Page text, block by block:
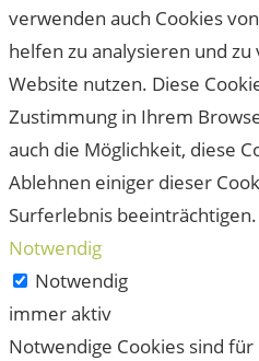
verwenden auch Cookies
helfen zu analysieren und
Website nutzen. Diese
Zustimmung in Ihrem
auch die Möglichkeit, diese
Ablehnen einiger dieser
Surferlebnis beeinträchtigen.
Notwendig
Notwendig
immer aktiv
Notwendige Cookies sind